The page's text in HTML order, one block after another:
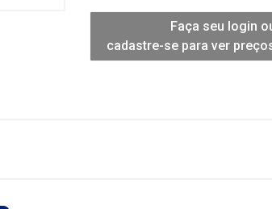
Faça seu login
cadastre-se para ver